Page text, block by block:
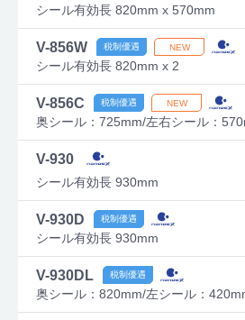
シール有効長 820mm x 570mm
V-856W
シール有効長 820mm x 2
V-856C
奥シール：725mm/左右シール：
V-930
シール有効長 930mm
V-930D
シール有効長 930mm
V-930DL
奥シール：820mm/左シール：